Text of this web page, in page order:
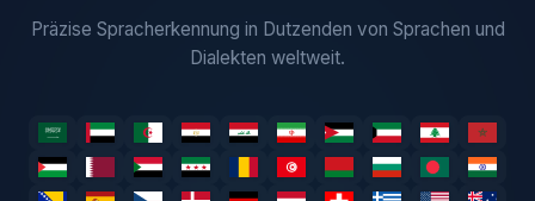
Präzise Spracherkennung in Dutzenden von Sprachen und
Dialekten weltweit.